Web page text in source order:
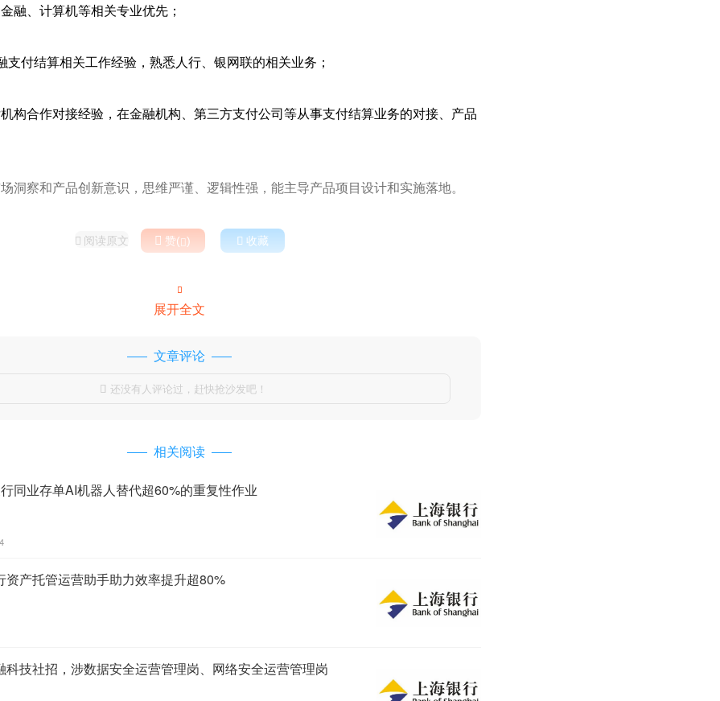
融、计算机等相关专业优先；
支付结算相关工作经验，熟悉人行、银网联的相关业务；
构合作对接经验，在金融机构、第三方支付公司等从事支付结算业务的对接、产品
洞察和产品创新意识，思维严谨、逻辑性强，能主导产品项目设计和实施落地。
 阅读原文  赞()  收藏

展开全文
文章评论
 还没有人评论过，赶快抢沙发吧！
相关阅读
同业存单AI机器人替代超60%的重复性作业
资产托管运营助手助力效率提升超80%
科技社招，涉数据安全运营管理岗、网络安全运营管理岗